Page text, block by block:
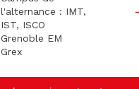
l'alternance : IMT,
IST, ISCO
Grenoble EM
Grex